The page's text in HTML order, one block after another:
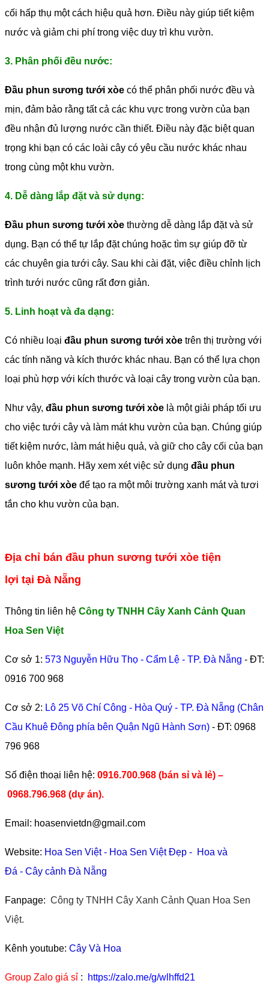
cối hấp thụ một cách hiệu quả hơn. Điều này giúp tiết kiệm
nước và giảm chi phí trong việc duy trì khu vườn.
3. Phân phối đều nước:
Đầu phun sương tưới xòe có thể phân phối nước đều và
mịn, đảm bảo rằng tất cả các khu vực trong vườn của bạn
đều nhận đủ lượng nước cần thiết. Điều này đặc biệt quan
trọng khi bạn có các loài cây có yêu cầu nước khác nhau
trong cùng một khu vườn.
4. Dễ dàng lắp đặt và sử dụng:
Đầu phun sương tưới xòe thường dễ dàng lắp đặt và sử
dụng. Bạn có thể tự lắp đặt chúng hoặc tìm sự giúp đỡ từ
các chuyên gia tưới cây. Sau khi cài đặt, việc điều chỉnh lịch
trình tưới nước cũng rất đơn giản.
5. Linh hoạt và đa dạng:
Có nhiều loại đầu phun sương tưới xòe trên thị trường với
các tính năng và kích thước khác nhau. Bạn có thể lựa chọn
loại phù hợp với kích thước và loại cây trong vườn của bạn.
Như vậy, đầu phun sương tưới xòe là một giải pháp tối ưu
cho việc tưới cây và làm mát khu vườn của bạn. Chúng giúp
tiết kiệm nước, làm mát hiệu quả, và giữ cho cây cối của bạn
luôn khỏe mạnh. Hãy xem xét việc sử dụng đầu phun
sương tưới xòe để tạo ra một môi trường xanh mát và tươi
tắn cho khu vườn của bạn.
Địa chỉ bán đầu phun sương tưới xòe tiện
lợi tại Đà Nẵng
Thông tin liên hệ Công ty TNHH Cây Xanh Cảnh Quan
Hoa Sen Việt
Cơ sở 1: 573 Nguyễn Hữu Thọ - Cẩm Lệ - TP. Đà Nẵng - ĐT:
0916 700 968
Cơ sở 2: Lô 25 Võ Chí Công - Hòa Quý - TP. Đà Nẵng (Chân
Cầu Khuê Đông phía bên Quận Ngũ Hành Sơn) - ĐT: 0968
796 968
​Số điện thoại liên hệ: 0916.700.968 (bán sỉ và lẻ) –
0968.796.968 (dự án).
Email: hoasenvietdn@gmail.com
Website: Hoa Sen Việt- Hoa Sen Việt Đẹp - Hoa và
Đá - Cây cảnh Đà Nẵng
Fanpage: Công ty TNHH Cây Xanh Cảnh Quan Hoa Sen
Việt.
Kênh youtube: Cây Và Hoa
Group Zalo giá sỉ : https://zalo.me/g/wlhffd21